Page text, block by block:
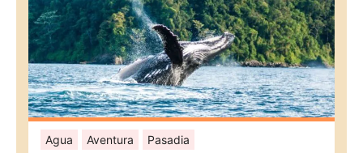
Agua Aventura Pasadia